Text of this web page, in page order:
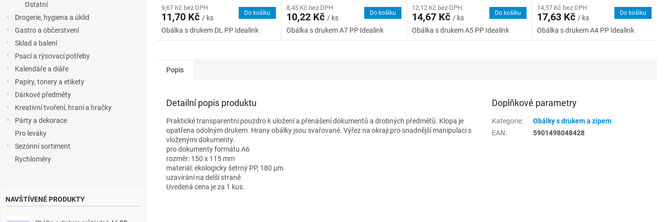
Ostatní
Drogerie, hygiena a úklid
Gastro a občerstvení
Sklad a balení
Psací a rýsovací potřeby
Kalendáře a diáře
Papíry, tonery a etikety
Dárkové předměty
Kreativní tvoření, hraní a hračky
Párty a dekorace
Pro leváky
Sezónní sortiment
Rychloměry
NAVŠTÍVENÉ PRODUKTY
9,67 Kč bez DPH
11,70 Kč / ks
Do košíku
Obálka s drukem DL PP Idealink
8,45 Kč bez DPH
10,22 Kč/ ks
Do košíku
Obálka s drukem A7 PP Idealink
12,12 Kč bez DPH
14,67 Kč / ks
Do košíku
Obálka s drukem A5 PP Idealink
14,57 Kč bez DPH
17,63 Kč / ks
Do košíku
Obálka s drukem A4 PP Idealink
Popis
Detailní popis produktu
Praktické transparentní pouzdro k uložení a přenášení dokumentů a drobných předmětů. Klopa je
opatřena odolným drukem. Hrany obálky jsou svařované. Výřez na okraji pro snadnější manipulaci s
vloženými dokumenty.
pro dokumenty formátu A6
rozměr: 150 x 115 mm
materiál: ekologicky šetrný PP, 180 µm
uzavírání na delší straně
Uvedená cena je za 1 kus.
Doplňkové parametry
Kategorie:
Obálky s drukem a zipem
EAN: 5901498048428